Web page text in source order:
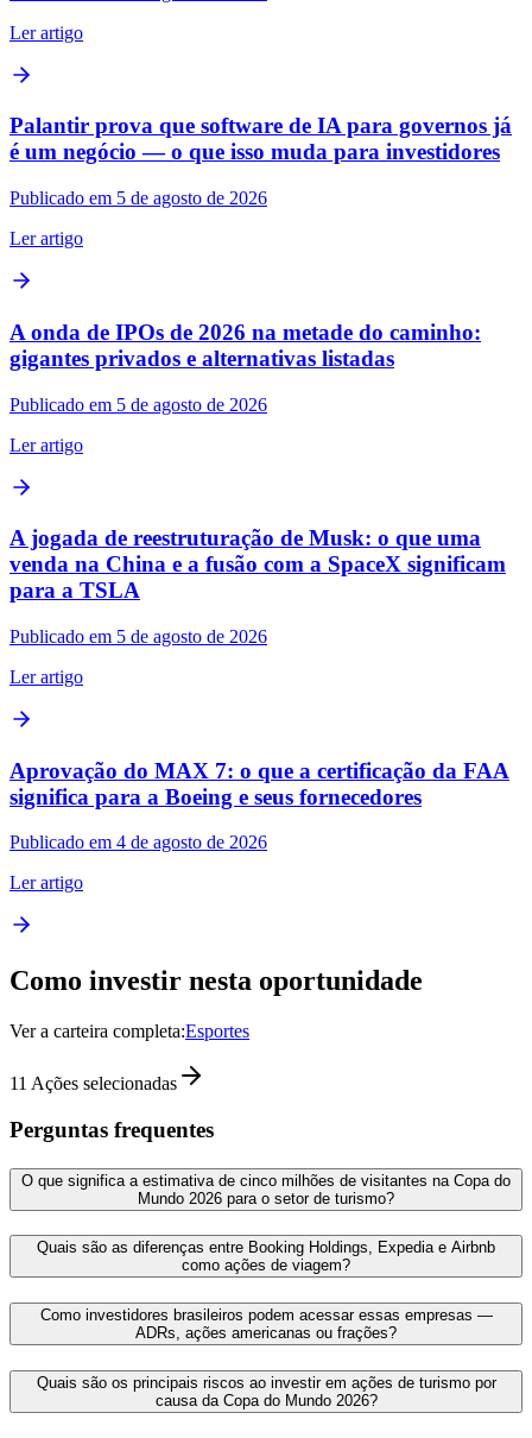
Ler artigo
Palantir prova que software de IA para governos já
é um negócio — o que isso muda para investidores
Publicado em 5 de agosto de 2026
Ler artigo
A onda de IPOs de 2026 na metade do caminho:
gigantes privados e alternativas listadas
Publicado em 5 de agosto de 2026
Ler artigo
A jogada de reestruturação de Musk: o que uma
venda na China e a fusão com a SpaceX significam
para a TSLA
Publicado em 5 de agosto de 2026
Ler artigo
Aprovação do MAX 7: o que a certificação da FAA
significa para a Boeing e seus fornecedores
Publicado em 4 de agosto de 2026
Ler artigo
Como investir nesta oportunidade
Ver a carteira completa:Esportes
11 Ações selecionadas
Perguntas frequentes
O que significa a estimativa de cinco milhões de visitantes na Copa do
Mundo 2026 para o setor de turismo?
Quais são as diferenças entre Booking Holdings, Expedia e Airbnb
como ações de viagem?
Como investidores brasileiros podem acessar essas empresas —
ADRs, ações americanas ou frações?
Quais são os principais riscos ao investir em ações de turismo por
causa da Copa do Mundo 2026?